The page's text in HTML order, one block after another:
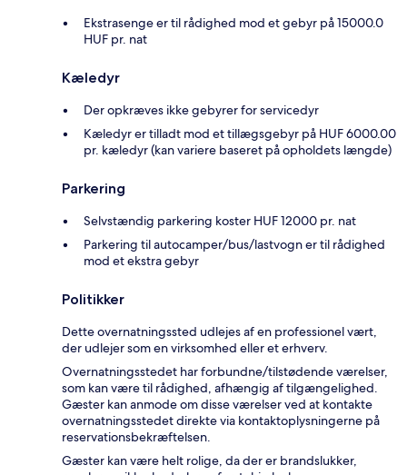
Ekstrasenge er til rådighed mod et gebyr på 15000.0
HUF pr. nat
Kæledyr
Der opkræves ikke gebyrer for servicedyr
Kæledyr er tilladt mod et tillægsgebyr på HUF 6000.00
pr. kæledyr (kan variere baseret på opholdets længde)
Parkering
Selvstændig parkering koster HUF 12000 pr. nat
Parkering til autocamper/bus/lastvogn er til rådighed
mod et ekstra gebyr
Politikker
Dette overnatningssted udlejes af en professionel vært,
der udlejer som en virksomhed eller et erhverv.
Overnatningsstedet har forbundne/tilstødende værelser,
som kan være til rådighed, afhængig af tilgængelighed.
Gæster kan anmode om disse værelser ved at kontakte
overnatningsstedet direkte via kontaktoplysningerne på
reservationsbekræftelsen.
Gæster kan være helt rolige, da der er brandslukker,